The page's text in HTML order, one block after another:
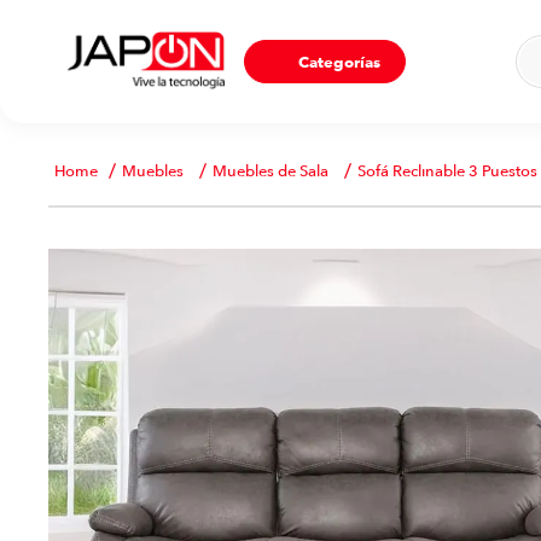
Categorías
Muebles Muebles de Sala Sofá Reclinable 3 Puestos